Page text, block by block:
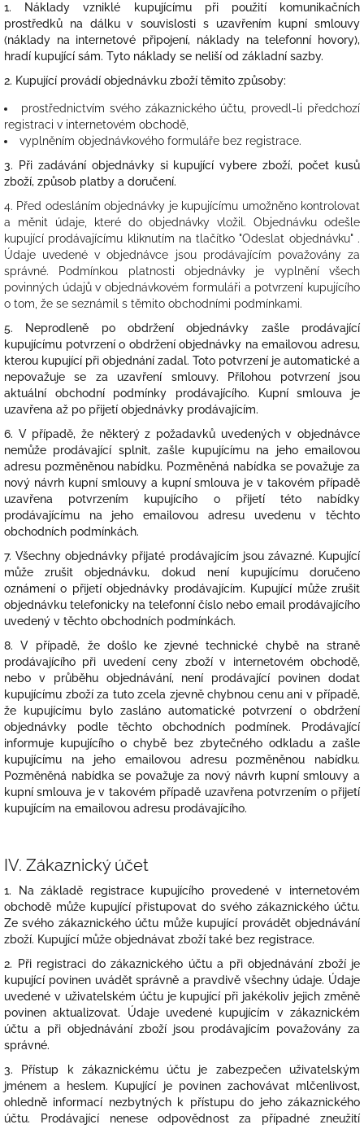
1. Náklady vzniklé kupujícímu při použití komunikačních
prostředků na dálku v souvislosti s uzavřením kupní smlouvy
(náklady na internetové připojení, náklady na telefonní hovory),
hradí kupující sám. Tyto náklady se neliší od základní sazby.
2. Kupující provádí objednávku zboží těmito způsoby:
prostřednictvím svého zákaznického účtu, provedl-li předchozí
registraci v internetovém obchodě,
vyplněním objednávkového formuláře bez registrace.
3. Při zadávání objednávky si kupující vybere zboží, počet kusů
zboží, způsob platby a doručení.
4. Před odesláním objednávky je kupujícímu umožněno kontrolovat
a měnit údaje, které do objednávky vložil. Objednávku odešle
kupující prodávajícímu kliknutím na tlačítko "Odeslat objednávku" .
Údaje uvedené v objednávce jsou prodávajícím považovány za
správné. Podmínkou platnosti objednávky je vyplnění všech
povinných údajů v objednávkovém formuláři a potvrzení kupujícího
o tom, že se seznámil s těmito obchodními podmínkami.
5. Neprodleně po obdržení objednávky zašle prodávající
kupujícímu potvrzení o obdržení objednávky na emailovou adresu,
kterou kupující při objednání zadal. Toto potvrzení je automatické a
nepovažuje se za uzavření smlouvy. Přílohou potvrzení jsou
aktuální obchodní podmínky prodávajícího. Kupní smlouva je
uzavřena až po přijetí objednávky prodávajícím.
6. V případě, že některý z požadavků uvedených v objednávce
nemůže prodávající splnit, zašle kupujícímu na jeho emailovou
adresu pozměněnou nabídku. Pozměněná nabídka se považuje za
nový návrh kupní smlouvy a kupní smlouva je v takovém případě
uzavřena potvrzením kupujícího o přijetí této nabídky
prodávajícímu na jeho emailovou adresu uvedenu v těchto
obchodních podmínkách.
7. Všechny objednávky přijaté prodávajícím jsou závazné. Kupující
může zrušit objednávku, dokud není kupujícímu doručeno
oznámení o přijetí objednávky prodávajícím. Kupující může zrušit
objednávku telefonicky na telefonní číslo nebo email prodávajícího
uvedený v těchto obchodních podmínkách.
8. V případě, že došlo ke zjevné technické chybě na straně
prodávajícího při uvedení ceny zboží v internetovém obchodě,
nebo v průběhu objednávání, není prodávající povinen dodat
kupujícímu zboží za tuto zcela zjevně chybnou cenu ani v případě,
že kupujícímu bylo zasláno automatické potvrzení o obdržení
objednávky podle těchto obchodních podmínek. Prodávající
informuje kupujícího o chybě bez zbytečného odkladu a zašle
kupujícímu na jeho emailovou adresu pozměněnou nabídku.
Pozměněná nabídka se považuje za nový návrh kupní smlouvy a
kupní smlouva je v takovém případě uzavřena potvrzením o přijetí
kupujícím na emailovou adresu prodávajícího.
IV. Zákaznický účet
1. Na základě registrace kupujícího provedené v internetovém
obchodě může kupující přistupovat do svého zákaznického účtu.
Ze svého zákaznického účtu může kupující provádět objednávání
zboží. Kupující může objednávat zboží také bez registrace.
2. Při registraci do zákaznického účtu a při objednávání zboží je
kupující povinen uvádět správně a pravdivě všechny údaje. Údaje
uvedené v uživatelském účtu je kupující při jakékoliv jejich změně
povinen aktualizovat. Údaje uvedené kupujícím v zákaznickém
účtu a při objednávání zboží jsou prodávajícím považovány za
správné.
3. Přístup k zákaznickému účtu je zabezpečen uživatelským
jménem a heslem. Kupující je povinen zachovávat mlčenlivost,
ohledně informací nezbytných k přístupu do jeho zákaznického
účtu. Prodávající nenese odpovědnost za případné zneužití